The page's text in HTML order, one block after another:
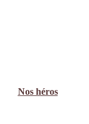
Nos héros